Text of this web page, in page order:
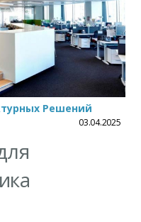
Решений
03.04.2025